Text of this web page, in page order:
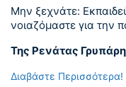
Μην ξεχνάτε:
νοιαζόμαστε για την
Της Ρενάτας Γρυπάρη
Διαβάστε Περισσότερα!